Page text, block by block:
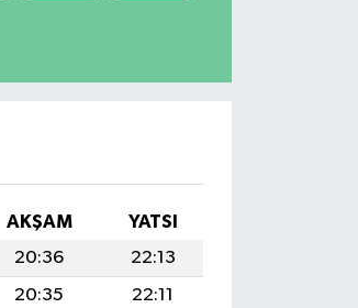
AKŞAM
YATSI
20:36
22:13
20:35
22:11